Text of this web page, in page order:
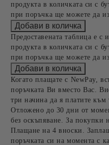
продукта в количката си с
при поръчка ще можете да
Предоставената таблица е
продукта в количката си с
при поръчка ще можете да
Когато плащате с NewPay,
поръчката Ви вместо Вас.
три начина да я платите към
Отложено до 30 дни от
без оскъпяване. За покупки
Плащане на 4 вноски.
поръчката си на момента с